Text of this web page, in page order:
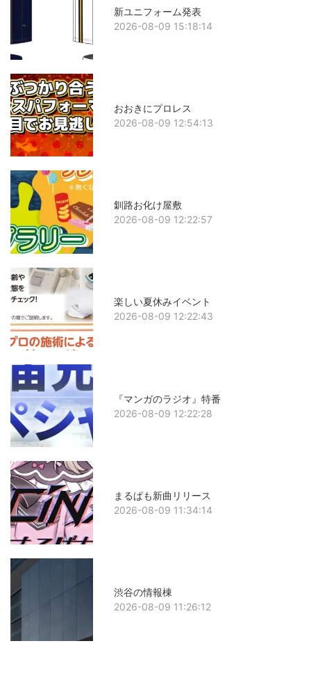
新ユニフォーム発表
2026-08-09 15:18:14
おおきにプロレス
2026-08-09 12:54:13
釧路お化け屋敷
2026-08-09 12:22:57
楽しい夏休みイベント
2026-08-09 12:22:43
『マンガのラジオ』特番
2026-08-09 12:22:28
まるぱも新曲リリース
2026-08-09 11:34:14
渋谷の情報棟
2026-08-09 11:26:12